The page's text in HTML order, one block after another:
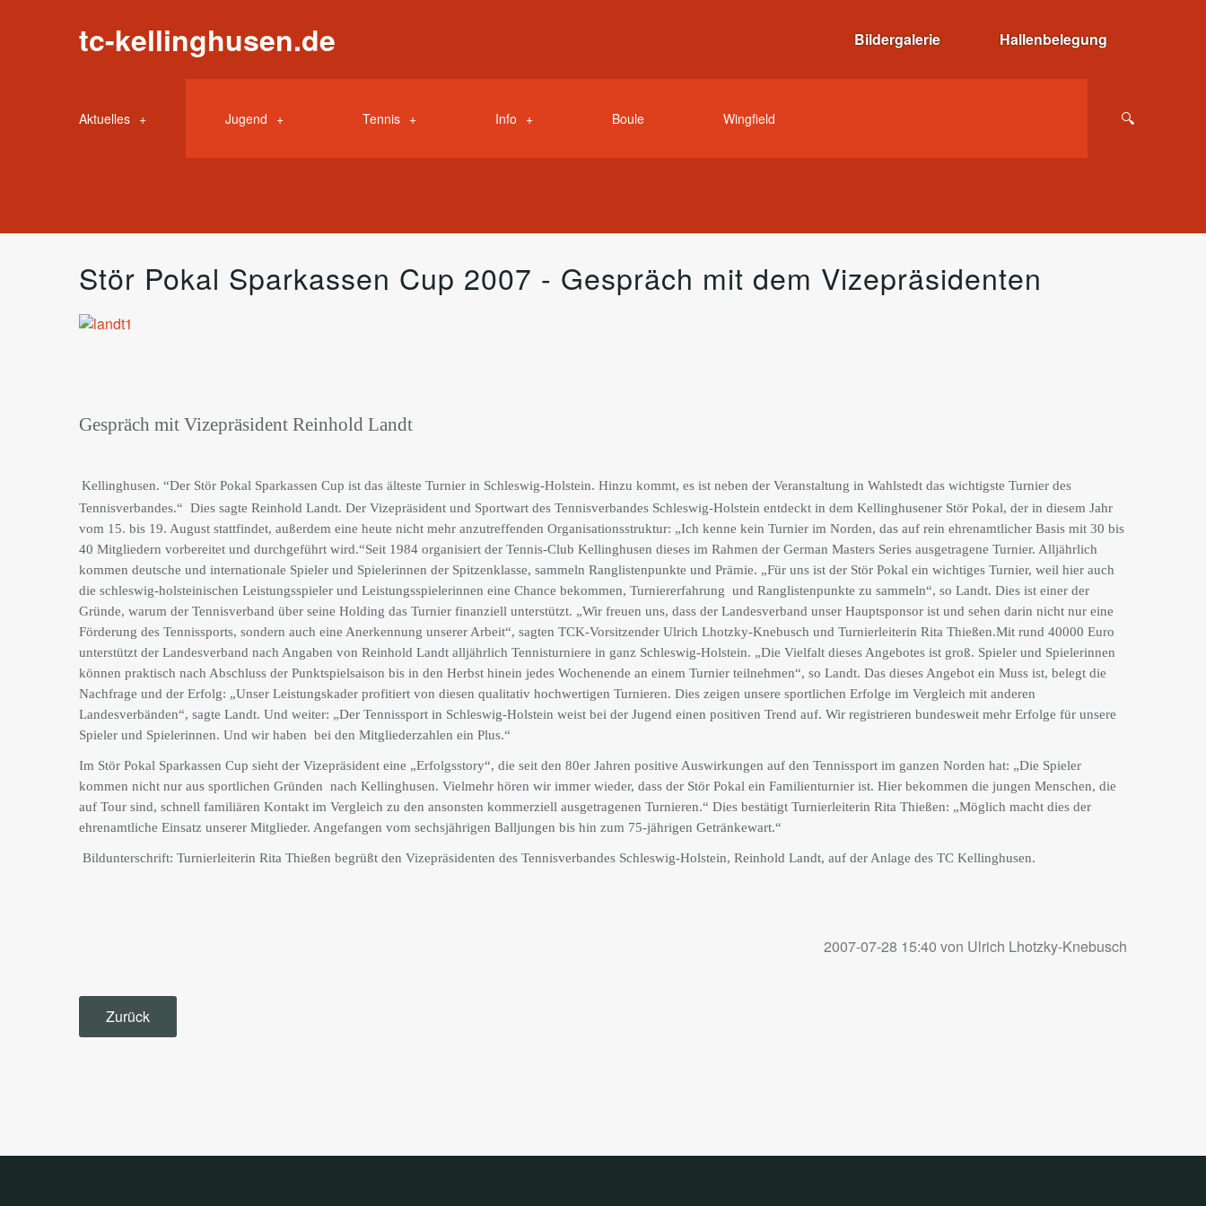
tc-kellinghusen.de Bildergalerie Hallenbelegung
Aktuelles Jugend Tennis Info Boule Wingfield
Stör Pokal Sparkassen Cup 2007 - Gespräch mit dem Vizepräsidenten
Gespräch mit Vizepräsident Reinhold Landt
Kellinghusen. “Der Stör Pokal Sparkassen Cup ist das älteste Turnier in Schleswig-Holstein. Hinzu kommt, es ist neben der Veranstaltung in Wahlstedt das wichtigste Turnier des
Tennisverbandes.“ Dies sagte Reinhold Landt. Der Vizepräsident und Sportwart des Tennisverbandes Schleswig-Holstein entdeckt in dem Kellinghusener Stör Pokal, der in diesem Jahr
vom 15. bis 19. August stattfindet, außerdem eine heute nicht mehr anzutreffenden Organisationsstruktur: „Ich kenne kein Turnier im Norden, das auf rein ehrenamtlicher Basis mit 30 bis
40 Mitgliedern vorbereitet und durchgeführt wird.“Seit 1984 organisiert der Tennis-Club Kellinghusen dieses im Rahmen der German Masters Series ausgetragene Turnier. Alljährlich
kommen deutsche und internationale Spieler und Spielerinnen der Spitzenklasse, sammeln Ranglistenpunkte und Prämie. „Für uns ist der Stör Pokal ein wichtiges Turnier, weil hier auch
die schleswig-holsteinischen Leistungsspieler und Leistungsspielerinnen eine Chance bekommen, Turniererfahrung und Ranglistenpunkte zu sammeln“, so Landt. Dies ist einer der
Gründe, warum der Tennisverband über seine Holding das Turnier finanziell unterstützt. „Wir freuen uns, dass der Landesverband unser Hauptsponsor ist und sehen darin nicht nur eine
Förderung des Tennissports, sondern auch eine Anerkennung unserer Arbeit“, sagten TCK-Vorsitzender Ulrich Lhotzky-Knebusch und Turnierleiterin Rita Thießen.Mit rund 40000 Euro
unterstützt der Landesverband nach Angaben von Reinhold Landt alljährlich Tennisturniere in ganz Schleswig-Holstein. „Die Vielfalt dieses Angebotes ist groß. Spieler und Spielerinnen
können praktisch nach Abschluss der Punktspielsaison bis in den Herbst hinein jedes Wochenende an einem Turnier teilnehmen“, so Landt. Das dieses Angebot ein Muss ist, belegt die
Nachfrage und der Erfolg: „Unser Leistungskader profitiert von diesen qualitativ hochwertigen Turnieren. Dies zeigen unsere sportlichen Erfolge im Vergleich mit anderen
Landesverbänden“, sagte Landt. Und weiter: „Der Tennissport in Schleswig-Holstein weist bei der Jugend einen positiven Trend auf. Wir registrieren bundesweit mehr Erfolge für unsere
Spieler und Spielerinnen. Und wir haben bei den Mitgliederzahlen ein Plus.“
Im Stör Pokal Sparkassen Cup sieht der Vizepräsident eine „Erfolgsstory“, die seit den 80er Jahren positive Auswirkungen auf den Tennissport im ganzen Norden hat: „Die Spieler
kommen nicht nur aus sportlichen Gründen nach Kellinghusen. Vielmehr hören wir immer wieder, dass der Stör Pokal ein Familienturnier ist. Hier bekommen die jungen Menschen, die
auf Tour sind, schnell familiären Kontakt im Vergleich zu den ansonsten kommerziell ausgetragenen Turnieren.“ Dies bestätigt Turnierleiterin Rita Thießen: „Möglich macht dies der
ehrenamtliche Einsatz unserer Mitglieder. Angefangen vom sechsjährigen Balljungen bis hin zum 75-jährigen Getränkewart.“
Bildunterschrift: Turnierleiterin Rita Thießen begrüßt den Vizepräsidenten des Tennisverbandes Schleswig-Holstein, Reinhold Landt, auf der Anlage des TC Kellinghusen.
2007-07-28 15:40 von Ulrich Lhotzky-Knebusch
Zurück